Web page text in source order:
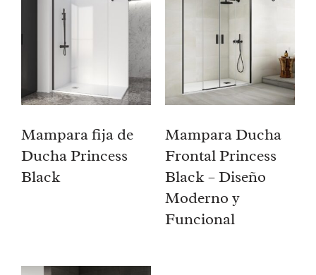
Mampara fija de
Ducha Princess
Black
Mampara Ducha
Frontal Princess
Black – Diseño
Moderno y
Funcional